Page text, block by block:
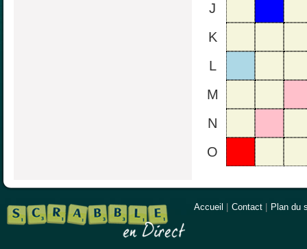
J
K
L
M
N
O
Accueil Contact Plan du